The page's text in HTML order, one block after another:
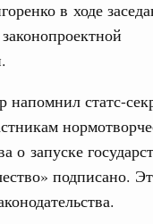
в ходе
напомнил статс-
о запуске
подписано.
лучших
Кравцов
на
политики